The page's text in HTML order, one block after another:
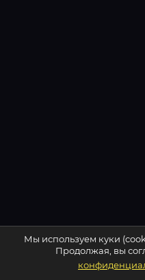
Мы используем куки
Продолжая, вы